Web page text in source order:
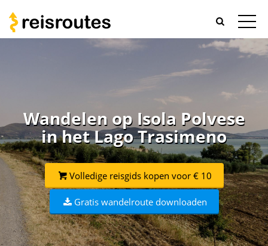
Wandelen op Isola Polvese
in het Lago Trasimeno
Volledige reisgids kopen voor € 10
Gratis wandelroute downloaden